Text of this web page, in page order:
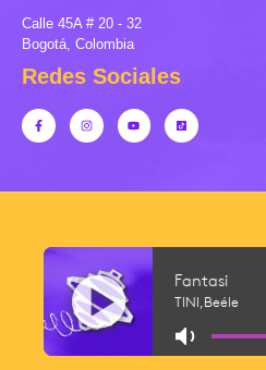
Calle 45A # 20 - 32
Bogotá, Colombia
Redes Sociales